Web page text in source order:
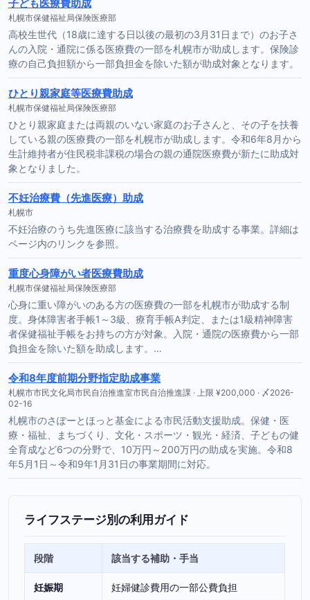
子ども医療費助成
札幌市保健福祉局保険医療部
高校生世代（18歳に達する日以後の最初の3月31日まで）のお子さ
んの入院・通院に係る医療費の一部を札幌市が助成します。保険診
療の自己負担額から一部負担金を除いた額が助成対象となります。
ひとり親家庭等医療費助成
札幌市保健福祉局保険医療部
ひとり親家庭または両親のいない家庭のお子さんと、その子を扶養
している親の医療費の一部を札幌市が助成します。令和6年8月から
生計維持者が住民税非課税の場合の親の通院医療費が新たに助成対
象となりました。
不妊治療費（先進医療）助成
札幌市
不妊治療のうち先進医療に該当する治療費を助成する事業。詳細は
ページ内のリンクを参照。
重度心身障がい者医療費助成
札幌市保健福祉局保険医療部
心身に重い障がいのある方の医療費の一部を札幌市が助成する制
度。身体障害者手帳1～3級、療育手帳A判定、または1級精神障害
者保健福祉手帳をお持ちの方が対象。入院・通院の医療費から一部
負担金を除いた額を助成します。…
令和8年度前期分野指定助成事業
札幌市市民文化局市民自治推進室市民自治推進課 · 上限 ¥200,000 · 〆2026-
02-16
札幌市のさぽーとほっと基金による市民活動支援助成。保健・医
療・福祉、まちづくり、文化・スポーツ・観光・経済、子どもの健
全育成など6つの分野で、10万円～200万円の助成を実施。令和8
年5月1日～令和9年1月31日の事業期間に対応。
ライフステージ別の利用ガイド
段階 該当する補助・手当
妊娠期 妊婦健診費用の一部公費負担